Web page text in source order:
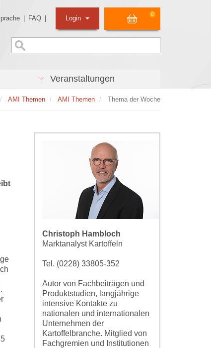
FAQ
0
Login
Veranstaltungen
AMI Themen AMI Themen Thema der Woche
Christoph Hambloch
Marktanalyst Kartoffeln
Tel. (0228) 33805-352
Autor von Fachbeiträgen und
Produktstudien, langjährige
intensive Kontakte zu
nationalen und internationalen
Unternehmen der
Kartoffelbranche. Mitglied von
Fachgremien und Institutionen